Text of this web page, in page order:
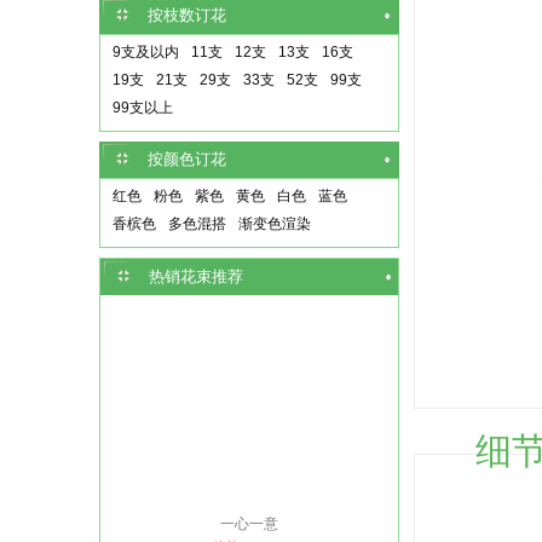
按枝数订花
9支及以内 11支 12支 13支
16支
19支
21支 29支 33支 52支
99支
99支以上
按颜色订花
红色 粉色 紫色 黄色 白色
蓝色
香槟色
多色混搭 渐变色渲染
热销花束推荐
一心一意
细